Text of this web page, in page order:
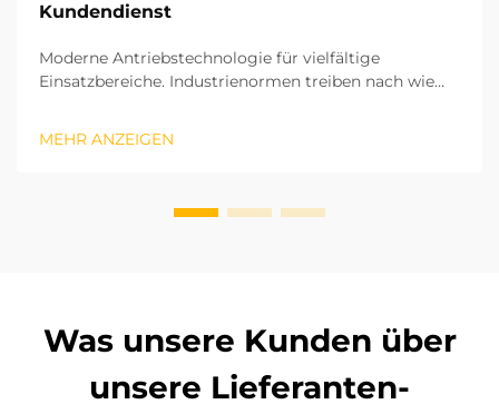
Kundendienst
Moderne Antriebstechnologie für vielfältige
Einsatzbereiche. Industrienormen treiben nach wie
Gabelstapler laden schnell und emittieren keinerlei
MEHR ANZEIGEN
Was unsere Kunden über
unsere Lieferanten-